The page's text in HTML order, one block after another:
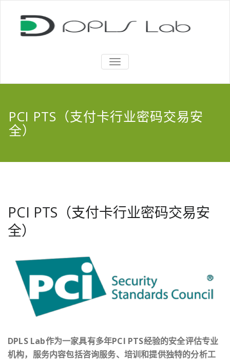
TOGGLE
NAVIGATION
PCI PTS（支付卡行业密码交易安
全）
PCI PTS（支付卡行业密码交易安
全）
DPLS Lab作为一家具有多年PCI PTS经验的安全评估专业
机构，服务内容包括咨询服务、培训和提供独特的分析工